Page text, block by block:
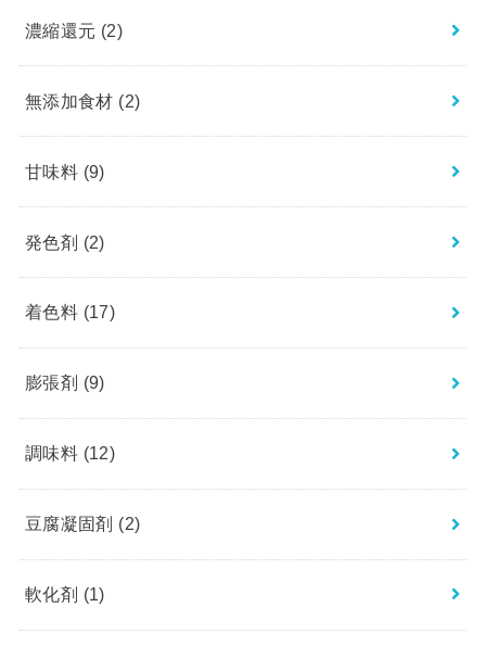
濃縮還元 (2)
無添加食材 (2)
甘味料 (9)
発色剤 (2)
着色料 (17)
膨張剤 (9)
調味料 (12)
豆腐凝固剤 (2)
軟化剤 (1)